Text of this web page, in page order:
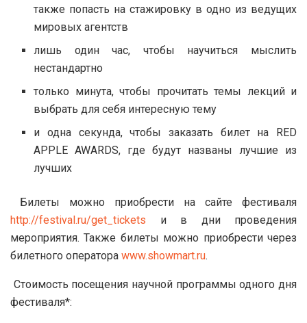
также попасть на стажировку в одно из ведущих
мировых агентств
лишь один час, чтобы научиться мыслить
нестандартно
только минута, чтобы прочитать темы лекций и
выбрать для себя интересную тему
и одна секунда, чтобы заказать билет на RED
APPLE AWARDS, где будут названы лучшие из
лучших
Билеты можно приобрести на сайте фестиваля
http://festival.ru/get_tickets и в дни проведения
мероприятия. Также билеты можно приобрести через
билетного оператора www.showmart.ru.
Стоимость посещения научной программы одного дня
фестиваля*: